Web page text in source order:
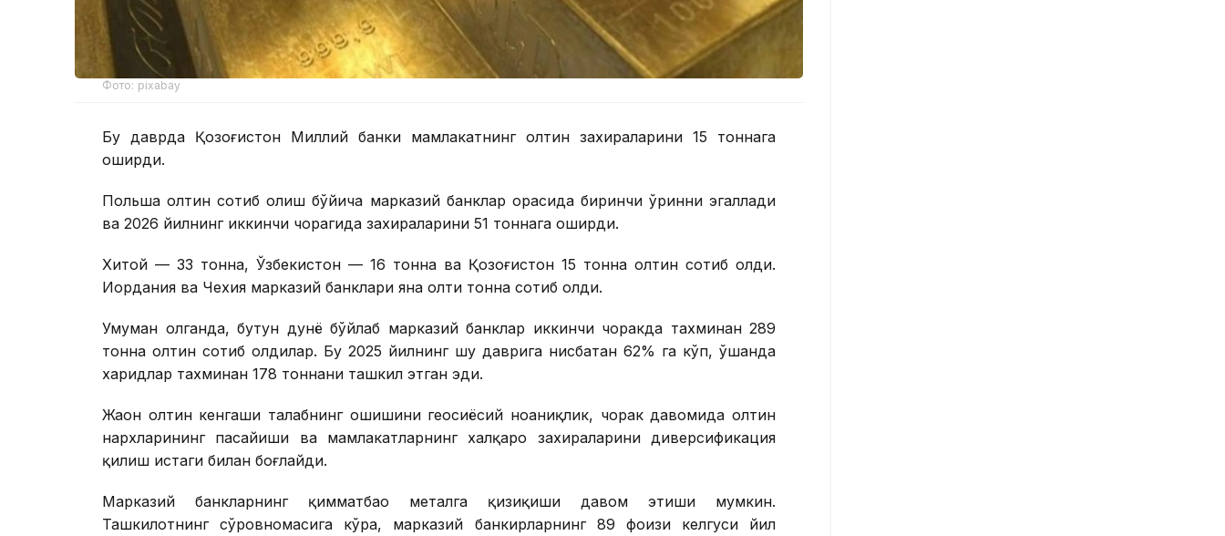
Фото: pixabay
Бу даврда Қозоғистон Миллий банки мамлакатнинг олтин захираларини 15 тоннага
оширди.
Польша олтин сотиб олиш бўйича марказий банклар орасида биринчи ўринни эгаллади
ва 2026 йилнинг иккинчи чорагида захираларини 51 тоннага оширди.
Хитой — 33 тонна, Ўзбекистон — 16 тонна ва Қозоғистон 15 тонна олтин сотиб олди.
Иордания ва Чехия марказий банклари яна олти тонна сотиб олди.
Умуман олганда, бутун дунё бўйлаб марказий банклар иккинчи чоракда тахминан 289
тонна олтин сотиб олдилар. Бу 2025 йилнинг шу даврига нисбатан 62% га кўп, ўшанда
харидлар тахминан 178 тоннани ташкил этган эди.
Жаҳон олтин кенгаши талабнинг ошишини геосиёсий ноаниқлик, чорак давомида олтин
нархларининг пасайиши ва мамлакатларнинг халқаро захираларини диверсификация
қилиш истаги билан боғлайди.
Марказий банкларнинг қимматбаҳо металга қизиқиши давом этиши мумкин.
Ташкилотнинг сўровномасига кўра, марказий банкирларнинг 89 фоизи келгуси йил